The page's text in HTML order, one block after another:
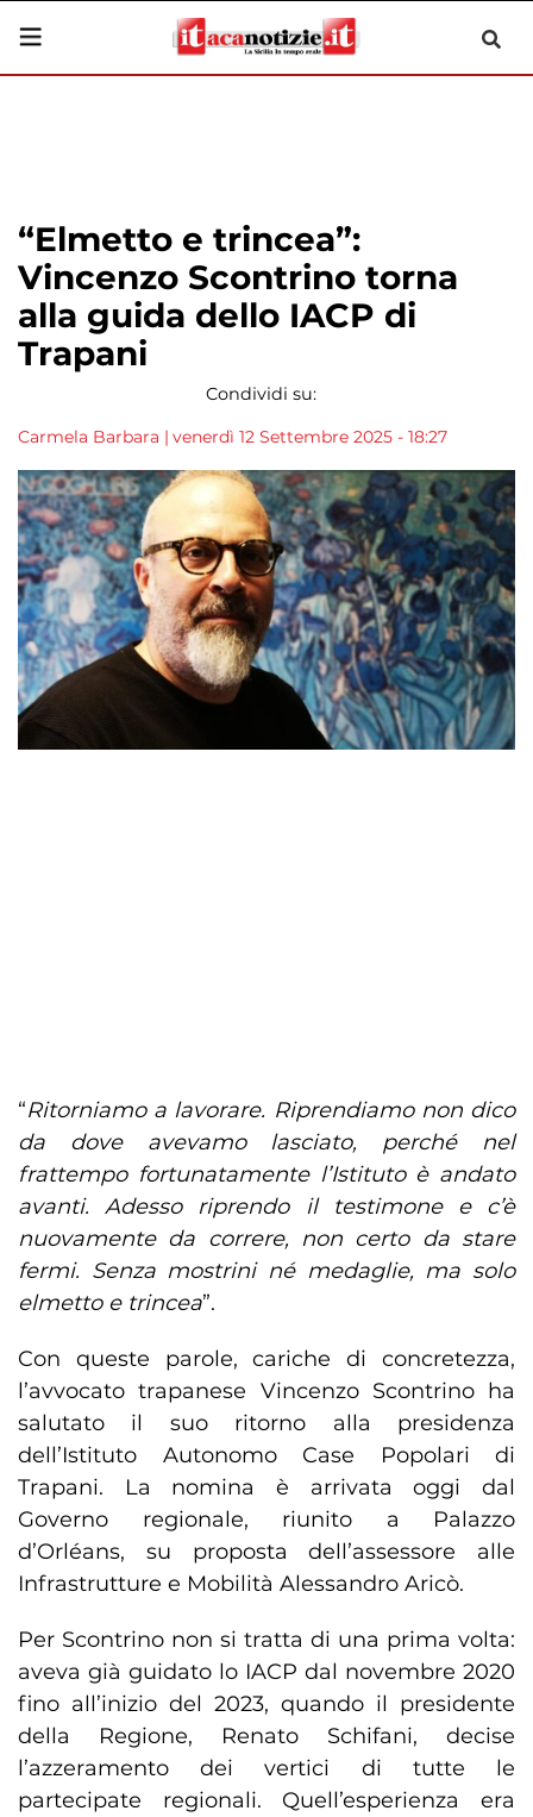
“Elmetto e trincea”:
Vincenzo Scontrino torna
alla guida dello IACP di
Trapani
Condividi su:
Carmela Barbara | venerdì 12 Settembre 2025 - 18:27
“Ritorniamo a lavorare. Riprendiamo non dico
da dove avevamo lasciato, perché nel
frattempo fortunatamente l’Istituto è andato
avanti. Adesso riprendo il testimone e c’è
nuovamente da correre, non certo da stare
fermi. Senza mostrini né medaglie, ma solo
elmetto e trincea”.
Con queste parole, cariche di concretezza,
l’avvocato trapanese Vincenzo Scontrino ha
salutato il suo ritorno alla presidenza
dell’Istituto Autonomo Case Popolari di
Trapani. La nomina è arrivata oggi dal
Governo regionale, riunito a Palazzo
d’Orléans, su proposta dell’assessore alle
Infrastrutture e Mobilità Alessandro Aricò.
Per Scontrino non si tratta di una prima volta:
aveva già guidato lo IACP dal novembre 2020
fino all’inizio del 2023, quando il presidente
della Regione, Renato Schifani, decise
l’azzeramento dei vertici di tutte le
partecipate regionali. Quell’esperienza era